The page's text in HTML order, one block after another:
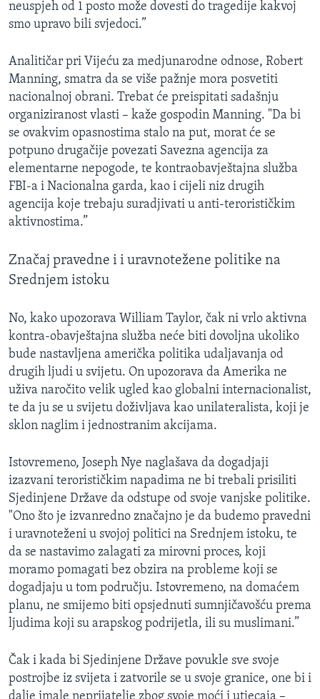
neuspjeh od 1 posto može dovesti do tragedije kakvoj
smo upravo bili svjedoci.”
Analitičar pri Vijeću za medjunarodne odnose, Robert
Manning, smatra da se više pažnje mora posvetiti
nacionalnoj obrani. Trebat će preispitati sadašnju
organiziranost vlasti – kaže gospodin Manning. "Da bi
se ovakvim opasnostima stalo na put, morat će se
potpuno drugačije povezati Savezna agencija za
elementarne nepogode, te kontraobavještajna služba
FBI-a i Nacionalna garda, kao i cijeli niz drugih
agencija koje trebaju suradjivati u anti-terorističkim
aktivnostima.”
Značaj pravedne i i uravnotežene politike na
Srednjem istoku
No, kako upozorava William Taylor, čak ni vrlo aktivna
kontra-obavještajna služba neće biti dovoljna ukoliko
bude nastavljena američka politika udaljavanja od
drugih ljudi u svijetu. On upozorava da Amerika ne
uživa naročito velik ugled kao globalni internacionalist,
te da ju se u svijetu doživljava kao unilateralista, koji je
sklon naglim i jednostranim akcijama.
Istovremeno, Joseph Nye naglašava da dogadjaji
izazvani terorističkim napadima ne bi trebali prisiliti
Sjedinjene Države da odstupe od svoje vanjske politike.
"Ono što je izvanredno značajno je da budemo pravedni
i uravnoteženi u svojoj politici na Srednjem istoku, te
da se nastavimo zalagati za mirovni proces, koji
moramo pomagati bez obzira na probleme koji se
dogadjaju u tom području. Istovremeno, na domaćem
planu, ne smijemo biti opsjednuti sumnjičavošću prema
ljudima koji su arapskog podrijetla, ili su muslimani.”
Čak i kada bi Sjedinjene Države povukle sve svoje
postrojbe iz svijeta i zatvorile se u svoje granice, one bi i